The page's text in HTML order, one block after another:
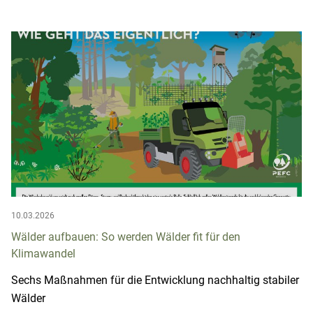
10.03.2026
Wälder aufbauen: So werden Wälder fit für den
Klimawandel
Sechs Maßnahmen für die Entwicklung nachhaltig stabiler
Wälder